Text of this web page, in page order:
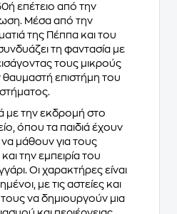
επέτειο από την
Μέσα από την
της Πέππα και του
τη φαντασία με
τους μικρούς
επιστήμη του
με την εκδρομή στο
όπου τα παιδιά έχουν
να μάθουν για τους
την εμπειρία του
Οι χαρακτήρες είναι
με τις αστείες και
να δημιουργούν μια